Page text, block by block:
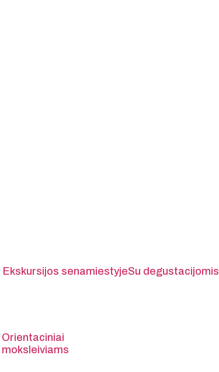
Ekskursijos senamiestyjeSu degustacijomis
Orientaciniai
moksleiviams